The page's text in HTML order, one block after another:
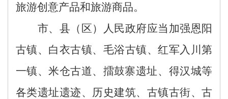
旅游创意产品和旅游商品。
市、县（区）人民政府应当加强恩阳
古镇、白衣古镇、毛浴古镇、红军入川第
一镇、米仓古道、擂鼓寨遗址‌、 得汉城等
各类遗址遗迹、历史建筑、古镇古街、古